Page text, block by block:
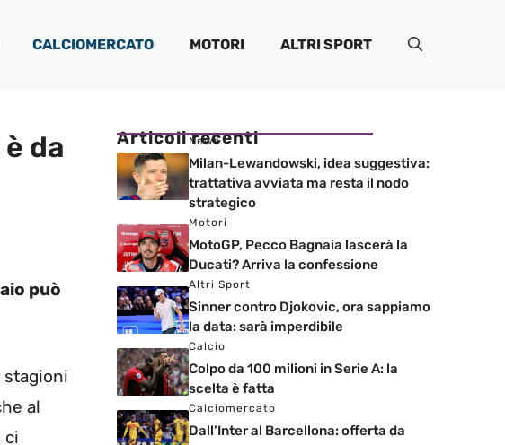
CALCIOMERCATO MOTORI ALTRI SPORT
da
può
al
ci
Articoli recenti
News
Milan-Lewandowski, idea suggestiva:
trattativa avviata ma resta il nodo
strategico
Motori
MotoGP, Pecco Bagnaia lascerà la
Ducati? Arriva la confessione
Altri Sport
Sinner contro Djokovic, ora sappiamo
la data: sarà imperdibile
Calcio
Colpo da 100 milioni in Serie A: la
scelta è fatta
Calciomercato
Dall’Inter al Barcellona: offerta da